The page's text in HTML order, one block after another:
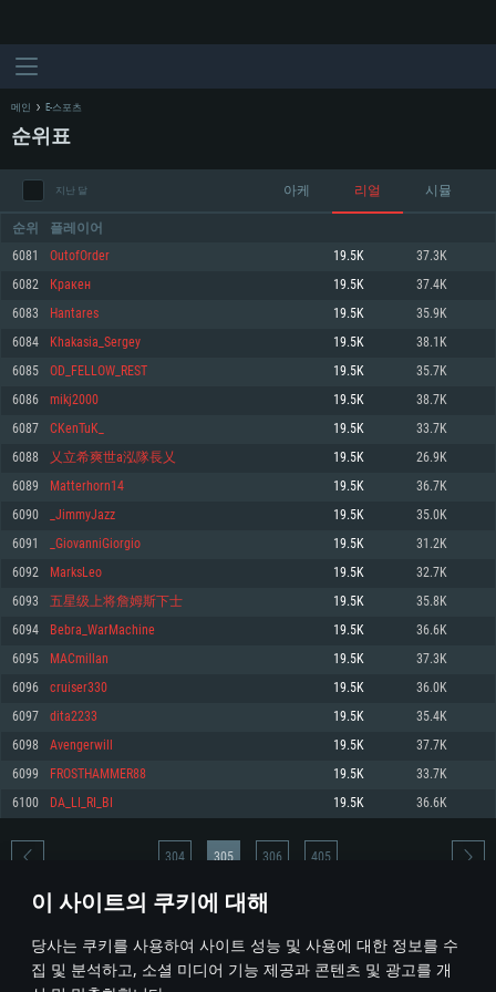
이 사이트의 쿠키에 대해
당사는 쿠키를 사용하여 사이트 성능 및 사용에 대한 정보를 수
집 및 분석하고, 소셜 미디어 기능 제공과 콘텐츠 및 광고를 개
최소사양
운영체제: Windows 10 (64 bit)
프로세서: 2.2 GHz 듀얼코어 이상
메모리: 4GB
그래픽 카드: DirectX 11 이상을 지원하는 AMD Radeon 77XX / NVIDIA
GeForce GT 660. 최소 사양 해상도: 720p
네트워크: 브로드밴드 인터넷
여유 저장 공간: 22.1 GB (최소 클라이언트)
권장 사양
570 혹은 그 이상
여유 저장 공간: 62.2 GB (전체 클라이언트)
최소사양
운영체제: Mac OS Big Sur 11.0
프로세서: 최소 2.2 GHz의 Core i5 (Intel Xeon 은 지원하지 않습니다)
메모리: 6 GB
그래픽 카드: Metal 을 지원하는 Intel Iris Pro 5200 (Mac), 혹은 이와 비슷한 성
능을 가지는 Mac 버전의 AMD/Nvidia. 최소 해상도: 720p
네트워크: 브로드밴드 인터넷
여유 저장 공간: 22.1 GB (최소 클라이언트)
권장 사양
네트워크: 브로드밴드 인터넷
여유 저장 공간: 62.2 GB (전체 클라이언트)
최소사양
운영체제: 64bit Linux 중 최신 버전
프로세서: 2.4 GHz 듀얼코어
메모리: 4 GB
그래픽 카드: Vulkan 을 지원하고, 최신 그래픽 드라이버를 지원하는 NVIDIA
660 (6개월 미만) 혹은 그와 동급의 성능을 가지며 최신 그래픽 드라이버를 지
원하는 AMD (6개월 미만; 최소사양 지원 해상도 720p)
네트워크: 브로드밴드 인터넷
여유 저장 공간: 22.1 GB (최소 클라이언트)
권장 사양
운영체제: Ubuntu 20.04 64bit
프로세서: Intel Core i7
메모리: 16 GB
그래픽 카드: Vulkan 을 지원하고, 최신 그래픽 드라이버를 지원하는 NVIDIA
1060 (6개월 미만) 혹은 그와 동급의 성능을 가지며 최신 그래픽 드라이버를
지원하는 AMD RX 570 (6개월 미만; 최소사양 지원 해상도 720p) 이상
여유 저장 공간: 62.2 GB (전체 클라이언트)
메인 E-스포츠
순위표
지난 달 아케 리얼 시뮬
순위 플레이어
6081 OutofOrder 19.5K 37.3K
6082 Крaкен 19.5K 37.4K
6083 Hantares 19.5K 35.9K
6084 Khakasia_Sergey 19.5K 38.1K
6085 OD_FELLOW_REST 19.5K 35.7K
6086 mikj2000 19.5K 38.7K
6087 CKenTuK_ 19.5K 33.7K
6088 乂立希爽世a泓隊長乂 19.5K 26.9K
6089 Matterhorn14 19.5K 36.7K
6090 _JimmyJazz 19.5K 35.0K
6091 _GiovanniGiorgio 19.5K 31.2K
6092 MarksLeo 19.5K 32.7K
6093 五星级上将詹姆斯下士 19.5K 35.8K
6094 Bebra_WarMachine 19.5K 36.6K
6095 MACmillan 19.5K 37.3K
6096 cruiser330 19.5K 36.0K
6097 dita2233 19.5K 35.4K
6098 Avengerwill 19.5K 37.7K
6099 FROSTHAMMER88 19.5K 33.7K
6100 DA_LI_RI_BI 19.5K 36.6K
* 순위표는 매일 1회 갱신됩니다
304 305 306 405